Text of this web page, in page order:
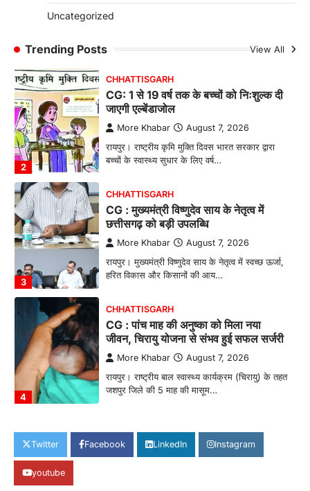
Uncategorized
Trending Posts View All
बनाने की दिशा में जिले के नगरी…
2
CHHATTISGARH
CG: 1 से 19 वर्ष तक के बच्चों को निःशुल्क दी
जाएगी एल्बेंडाजोल
More Khabar August 7, 2026
रायपुर। राष्ट्रीय कृमि मुक्ति दिवस भारत सरकार द्वारा
बच्चों के स्वास्थ्य सुधार के लिए वर्ष…
3
CHHATTISGARH
CG : मुख्यमंत्री विष्णुदेव साय के नेतृत्व में
छत्तीसगढ़ को बड़ी उपलब्धि
More Khabar August 7, 2026
रायपुर। मुख्यमंत्री विष्णुदेव साय के नेतृत्व में स्वच्छ ऊर्जा,
हरित विकास और किसानों की आय…
4
CHHATTISGARH
CG : पांच माह की अनुष्का को मिला नया
जीवन, चिरायु योजना से संभव हुई सफल सर्जरी
More Khabar August 7, 2026
रायपुर। राष्ट्रीय बाल स्वास्थ्य कार्यक्रम (चिरायु) के तहत
जशपुर जिले की 5 माह की मासूम…
CG: छिपली की दीदियों का कमाल, बकरी
पालन से बढ़ी आय और मजबूत हुआ आत्मविश्वास
Twitter Facebook LinkedIn Instagram
youtube